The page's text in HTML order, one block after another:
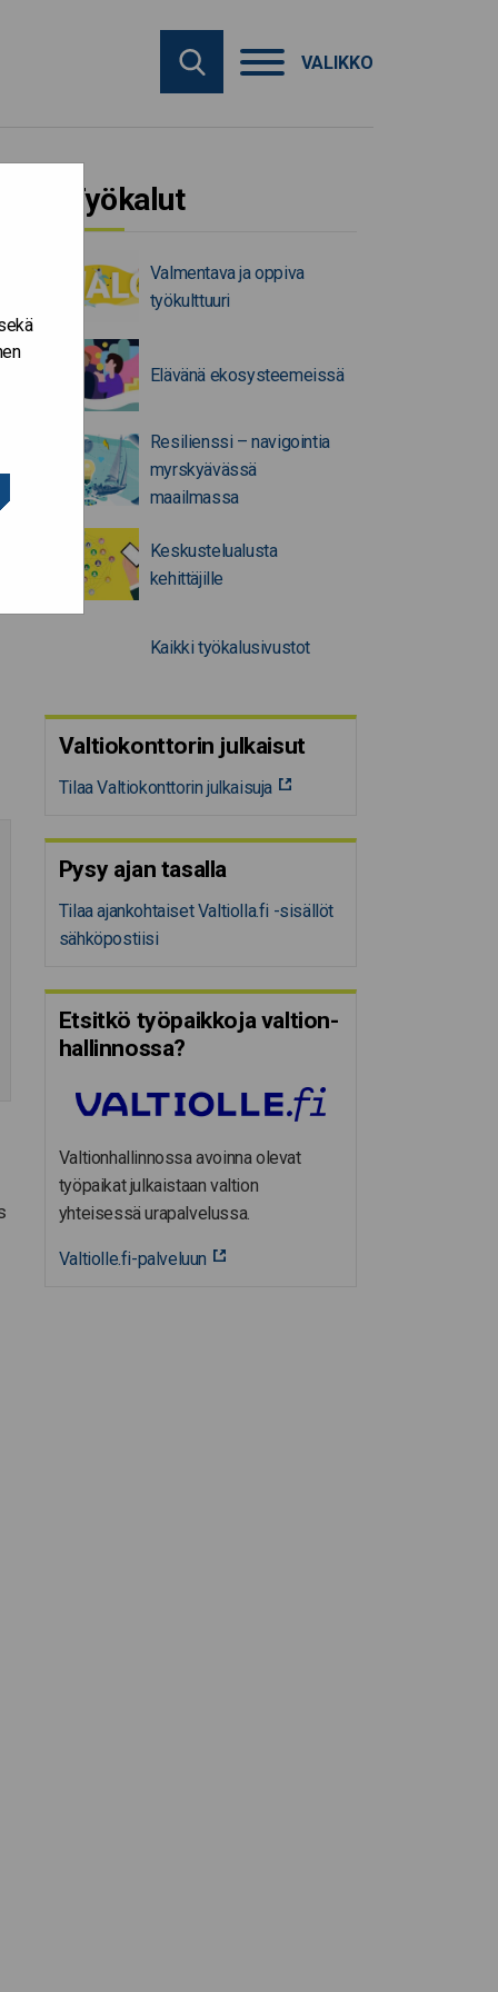
VALIKKO
Työkalut
Valmentava ja oppiva
työkulttuuri
Elävänä ekosysteemeissä
Resilienssi – navigointia
myrskyävässä
maailmassa
Keskustelualusta
kehittäjille
Kaikki työkalusivustot
Valtiokonttorin julkaisut
Tilaa Valtiokonttorin julkaisuja
Pysy ajan tasalla
Tilaa ajankohtaiset Valtiolla.fi -sisällöt
sähköpostiisi
Etsitkö työpaikkoja valtion­
hal­lin­nossa?
Valtionhallinnossa avoinna olevat
työpaikat julkaistaan valtion
yhteisessä urapalvelussa.
Valtiolle.fi-palveluun